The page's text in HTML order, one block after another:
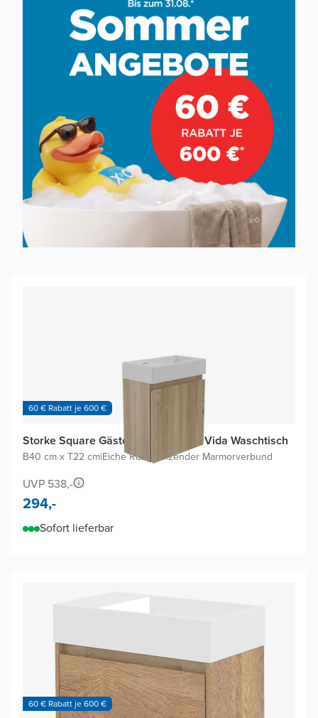
60 € Rabatt je 600 €
Storke Square Gäste-WC Möbel mit Vida Waschtisch
B40 cm x T22 cm|Eiche Rau Glänzender Marmorverbund
UVP 538,-
294,-
Sofort lieferbar
60 € Rabatt je 600 €